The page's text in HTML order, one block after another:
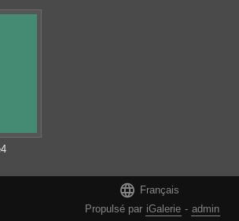
 Français
Propulsé par iGalerie - admin